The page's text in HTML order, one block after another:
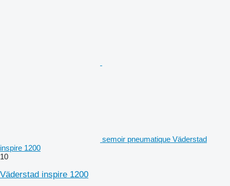
semoir pneumatique Väderstad
inspire 1200
10
Väderstad inspire 1200